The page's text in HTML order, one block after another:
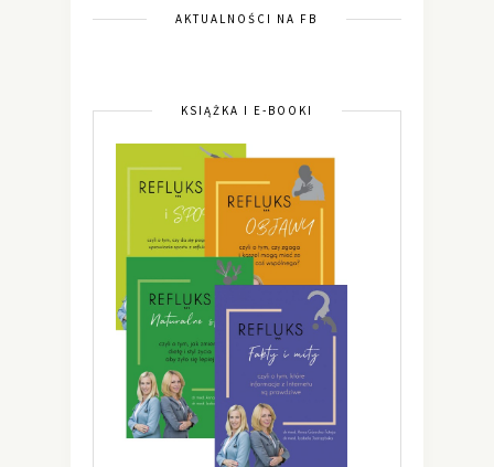
AKTUALNOŚCI NA FB
KSIĄŻKA I E-BOOKI